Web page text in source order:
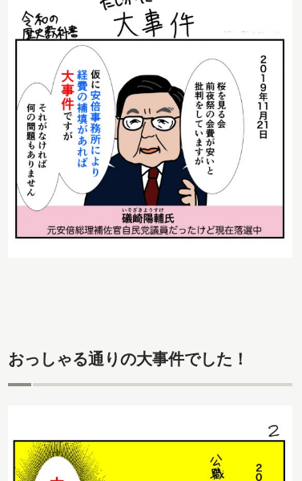
おっしゃる通りの大事件でした！